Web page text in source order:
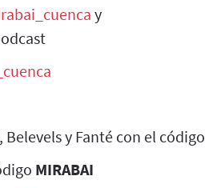
y
y Fanté con el código
MIRABAI